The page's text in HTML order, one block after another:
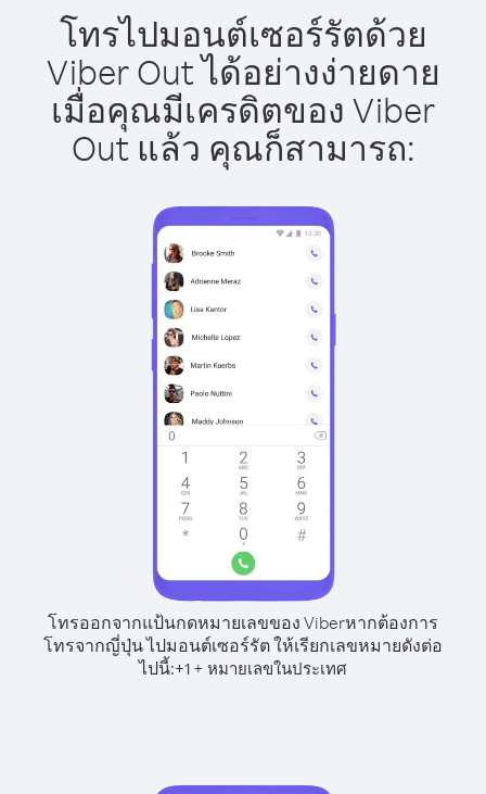
โทรไปมอนต์เซอร์รัตด้วย
Viber Out ได้อย่างง่ายดาย
เมื่อคุณมีเครดิตของ Viber
Out แล้ว คุณก็สามารถ:
โทรออกจากแป้นกดหมายเลขของ Viberหากต้องการ
โทรจากญี่ปุ่น ไปมอนต์เซอร์รัต ให้เรียกเลขหมายดังต่อ
ไปนี้:+1 + หมายเลขในประเทศ